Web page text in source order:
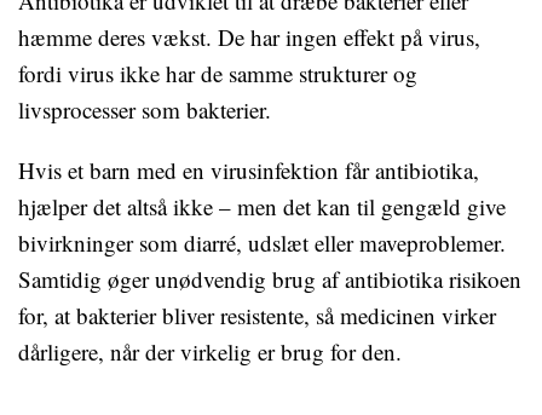
hæmme deres vækst. De har ingen effekt på virus,
fordi virus ikke har de samme strukturer og
livsprocesser som bakterier.
Hvis et barn med en virusinfektion får antibiotika,
hjælper det altså ikke – men det kan til gengæld give
bivirkninger som diarré, udslæt eller maveproblemer.
Samtidig øger unødvendig brug af antibiotika risikoen
for, at bakterier bliver resistente, så medicinen virker
dårligere, når der virkelig er brug for den.